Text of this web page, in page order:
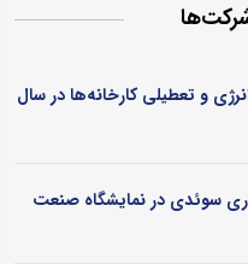
و تعطیلی کارخانه‌ها در سال
سوئدی در نمایشگاه صنعت